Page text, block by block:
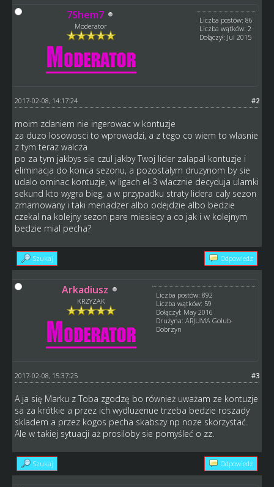
7Shem7
Moderator
Liczba postów: 86
Liczba wątków: 2
Dołączył: Jul 2015
#2
2017-02-08, 14:17:24
moim zdaniem nie ingerowac w kontuzje
za duzo losowosci to wprowadzi, a z tego co wiem to wlasnie
z tym teraz walcza
po za tym jakbys sie czul jakby Twoj lider zalapal kontuzje i
eliminacja do konca sezonu, a pozostalym druzynom by sie
udalo ominac kontuzje, w ligach el-3 wlacznie decyduja ulamki
sekund kto wygra bieg, a w przypadku straty lidera caly sezon
zmarnowany i taki menadzer albo odejdzie albo bedzie
czekal na kolejny sezon pare miesiecy a co jak i w kolejnym
bedzie mial pecha?
Szukaj Odpowiedz
Arkadiusz
KRZYZAK
Liczba postów: 892
Liczba wątków: 59
Dołączył: May 2016
Drużyna: ARJUMA Golub-
Dobrzyn
#3
2017-02-08, 15:37:25
A ja się Marku z Toba zgodzę bo również uważam ze kontuzje
sa za krótkie a przez ich wydluzenue trzeba bedzie roszady
skladem a przez kogos pecha skabszy np noze skorzystać.
Ale w takiej sytuacji aż prosiloby sie pomyśleć o zz.
Szukaj Odpowiedz